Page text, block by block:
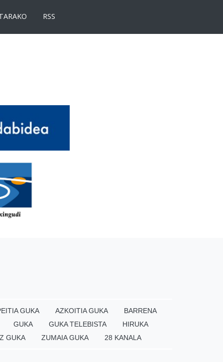
RSS
GUKA AZKOITIA GUKA
BARRENA
GUKA GUKA TELEBISTA
HIRUKA
GUKA ZUMAIA GUKA 28 KANALA